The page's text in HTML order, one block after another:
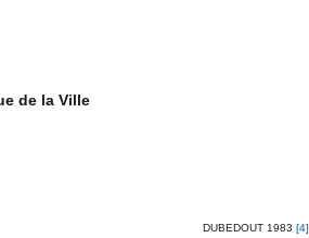
de la Ville
DUBEDOUT 1983 [4]